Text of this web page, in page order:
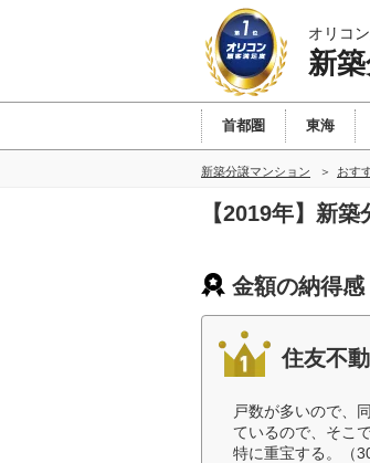
オリコ
新
首都圏 東海
新築分譲マンション おす
【2019年】新
金額の納得
住友不
戸数が多いので、
ているので、そこ
特に重宝する。（